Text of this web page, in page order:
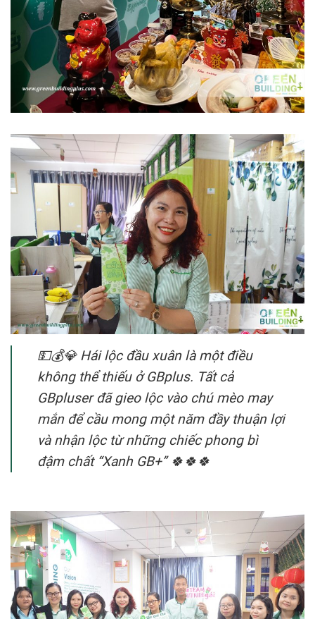
💵💰💎 Hái lộc đầu xuân là một điều
không thể thiếu ở GBplus. Tất cả
GBpluser đã gieo lộc vào chú mèo may
mắn để cầu mong một năm đầy thuận lợi
và nhận lộc từ những chiếc phong bì
đậm chất “Xanh GB+” 🍀🍀🍀